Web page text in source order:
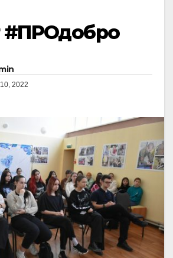
#ПРОдобро
2022